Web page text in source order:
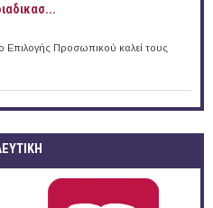
Επιλογής Προσωπικού καλεί τους